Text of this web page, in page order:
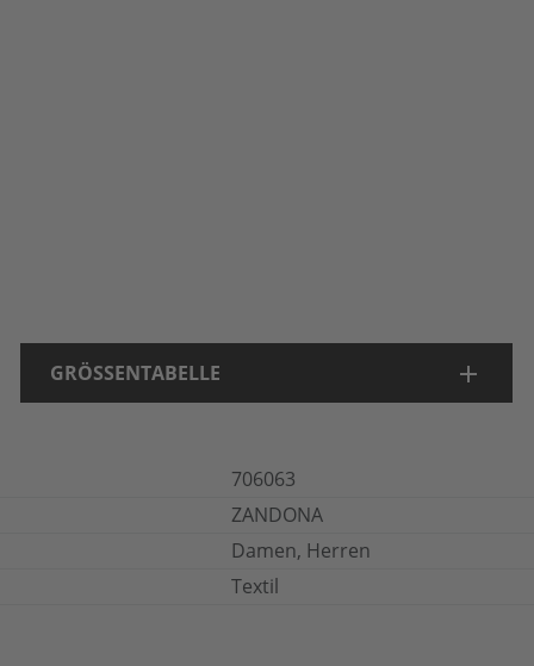
706063
ZANDONA
Damen, Herren
Textil
GRÖSSENTABELLE